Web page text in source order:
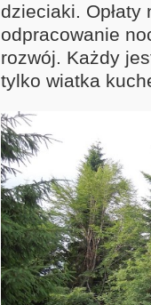
dzieciaki.
odpracowanie
rozwój. Każdy
tylko wiatka